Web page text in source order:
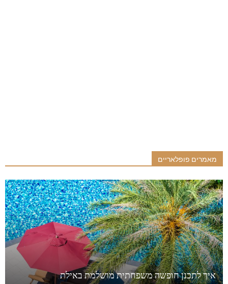
מאמרים פופלאריים
איך לתכנן חופשה משפחתית מושלמת באילת